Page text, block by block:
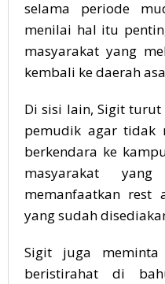
selama periode
menilai hal itu
masyarakat yang
kembali ke daerah
Di sisi lain, Sigit
pemudik agar tidak
berkendara ke
masyarakat
memanfaatkan rest
yang sudah
Sigit juga
beristirahat di